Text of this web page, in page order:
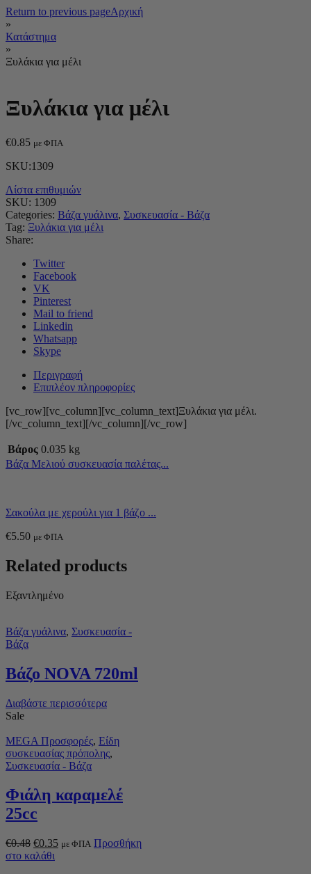
Return to previous pageΑρχική
»
Κατάστημα
»
Ξυλάκια για μέλι
Ξυλάκια για μέλι
€0.85 με ΦΠΑ
SKU:1309
Λίστα επιθυμιών
SKU: 1309
Categories: Βάζα γυάλινα, Συσκευασία - Βάζα
Tag: Ξυλάκια για μέλι
Share:
Twitter
Facebook
VK
Pinterest
Mail to friend
Linkedin
Whatsapp
Skype
Περιγραφή
Επιπλέον πληροφορίες
[vc_row][vc_column][vc_column_text]Ξυλάκια για μέλι.
[/vc_column_text][/vc_column][/vc_row]
Βάρος 0.035 kg
Βάζα Μελιού συσκευασία παλέτας...
Σακούλα με χερούλι για 1 βάζo ...
€5.50 με ΦΠΑ
Related products
Εξαντλημένο
Βάζα γυάλινα, Συσκευασία -
Βάζα
Βάζο NOVA 720ml
Διαβάστε περισσότερα
Sale
MEGA Προσφορές, Είδη
συσκευασίας πρόπολης,
Συσκευασία - Βάζα
Φιάλη καραμελέ
25cc
€0.48 €0.35 με ΦΠΑ Προσθήκη
στο καλάθι